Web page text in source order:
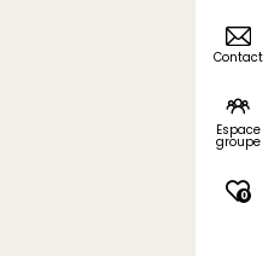
Contact
Espace
groupe
0